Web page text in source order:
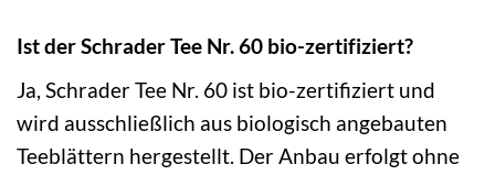
Ist der Schrader Tee Nr. 60 bio-zertifiziert?
Ja, Schrader Tee Nr. 60 ist bio-zertifiziert und
wird ausschließlich aus biologisch angebauten
Teeblättern hergestellt. Der Anbau erfolgt ohne